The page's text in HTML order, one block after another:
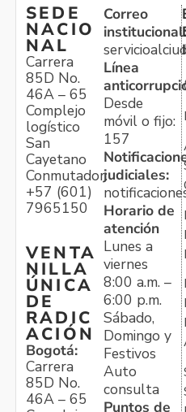
SEDE
NACIO
NAL
Carrera
85D No.
46A – 65
Complejo
logístico
San
Cayetano
Conmutador:
+57 (601)
7965150
VENTA
NILLA
ÚNICA
DE
RADIC
ACIÓN
Bogotá:
Carrera
85D No.
46A – 65
Correo
institucional:
Línea
Desde
móvil o fijo:
157
judiciales:
Horario de
atención
Lunes a
viernes
8:00 a.m. –
6:00 p.m.
Sábado,
Domingo y
Festivos
Auto
consulta
Puntos de